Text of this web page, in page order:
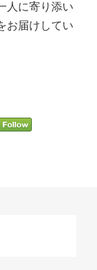
人に寄り添い
お届けしてい